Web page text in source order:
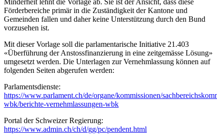
Minderheit lehnt die Vorlage ab. Sie ist der Ansicht, dass diese
Förderbereiche primär in die Zuständigkeit der Kantone und
Gemeinden fallen und daher keine Unterstützung durch den Bund
vorzusehen ist.
Mit dieser Vorlage soll die parlamentarische Initiative 21.403
«Überführung der Anstossfinanzierung in eine zeitgemässe Lösung»
umgesetzt werden. Die Unterlagen zur Vernehmlassung können auf
folgenden Seiten abgerufen werden:
Parlamentsdienste:
https://www.parlament.ch/de/organe/kommissionen/
wbk/berichte-vernehmlassungen-wbk
Portal der Schweizer Regierung:
https://www.admin.ch/ch/d/gg/pc/pendent.html